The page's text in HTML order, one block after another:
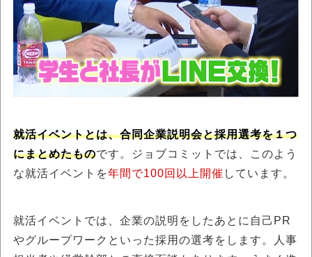
就活イベントとは、合同企業説明会と採用選考を１つ
にまとめたものです。ジョブコミットでは、このよう
な就活イベントを年間で100回以上開催 しています。
就活イベントでは、企業の説明をしたあとに自己PR
やグループワークといった採用の選考をします。人事